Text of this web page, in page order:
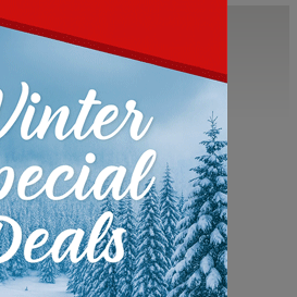
Moon Boot®
Icon Quilt